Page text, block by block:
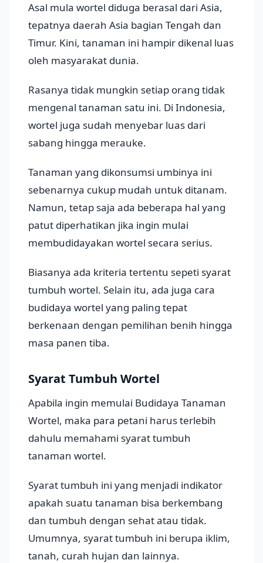
Asal mula wortel diduga berasal dari Asia,
tepatnya daerah Asia bagian Tengah dan
Timur. Kini, tanaman ini hampir dikenal luas
oleh masyarakat dunia.
Rasanya tidak mungkin setiap orang tidak
mengenal tanaman satu ini. Di Indonesia,
wortel juga sudah menyebar luas dari
sabang hingga merauke.
Tanaman yang dikonsumsi umbinya ini
sebenarnya cukup mudah untuk ditanam.
Namun, tetap saja ada beberapa hal yang
patut diperhatikan jika ingin mulai
membudidayakan wortel secara serius.
Biasanya ada kriteria tertentu sepeti syarat
tumbuh wortel. Selain itu, ada juga cara
budidaya wortel yang paling tepat
berkenaan dengan pemilihan benih hingga
masa panen tiba.
Syarat Tumbuh Wortel
Apabila ingin memulai Budidaya Tanaman
Wortel, maka para petani harus terlebih
dahulu memahami syarat tumbuh
tanaman wortel.
Syarat tumbuh ini yang menjadi indikator
apakah suatu tanaman bisa berkembang
dan tumbuh dengan sehat atau tidak.
Umumnya, syarat tumbuh ini berupa iklim,
tanah, curah hujan dan lainnya.